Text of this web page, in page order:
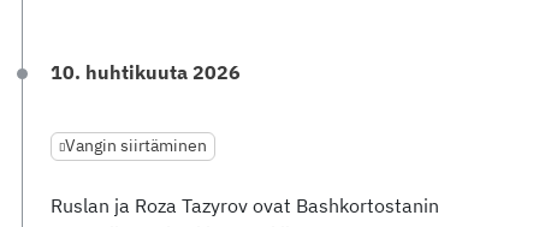
10. huhtikuuta 2026
Vangin siirtäminen
Ruslan ja Roza Tazyrov ovat Bashkortostanin